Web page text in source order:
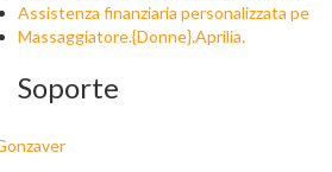
Assistenza finanziaria personalizzata pe
Massaggiatore.{Donne}.Aprilia.
Soporte